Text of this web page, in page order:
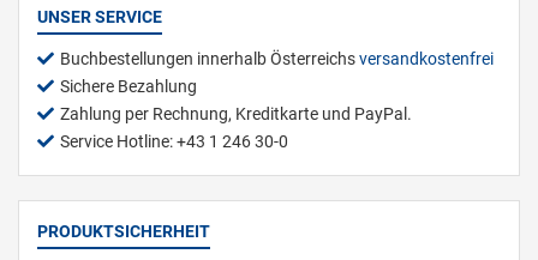
UNSER SERVICE
Buchbestellungen innerhalb Österreichsversandkostenfrei
Sichere Bezahlung
Zahlung per Rechnung, Kreditkarte und PayPal.
Service Hotline: +43 1 246 30-0
PRODUKTSICHERHEIT